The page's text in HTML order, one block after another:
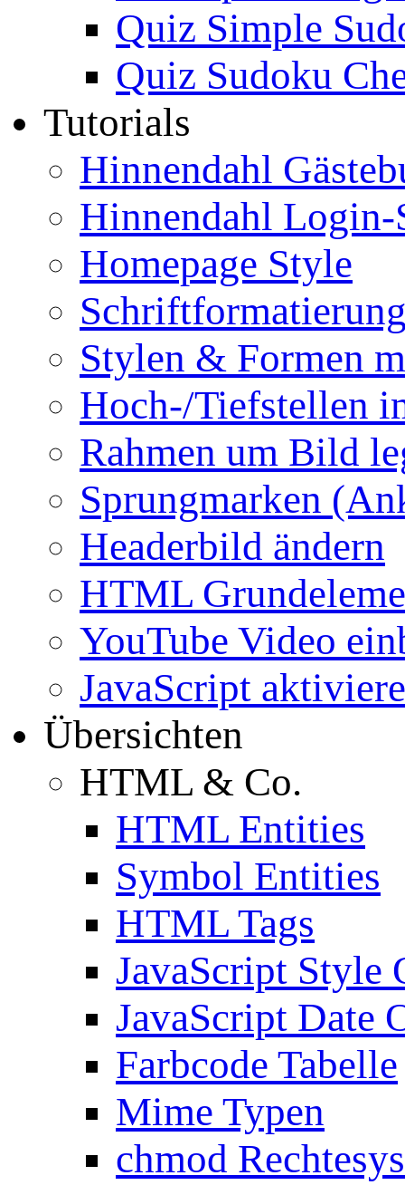
Quiz Simple
Quiz Sudoku
Tutorials
Hinnendahl
Hinnendahl Login-
Homepage Style
Stylen & Formen
Hoch-/Tiefstellen
Rahmen um Bild
Sprungmarken
Headerbild ändern
HTML
YouTube Video
JavaScript
Übersichten
HTML & Co.
HTML Entities
Symbol Entities
HTML Tags
JavaScript Style
JavaScript Date
Farbcode Tabelle
Mime Typen
chmod